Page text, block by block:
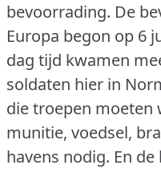
bevoorrading. De
Europa begon op 6
dag tijd kwamen
soldaten hier in
die troepen moeten
munitie, voedsel,
havens nodig. En